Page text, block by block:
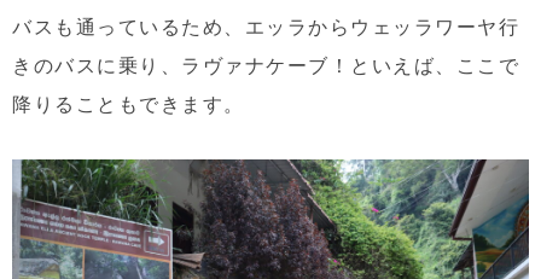
バスも通っているため、エッラからウェッラワーヤ行
きのバスに乗り、ラヴァナケーブ！といえば、ここで
降りることもできます。